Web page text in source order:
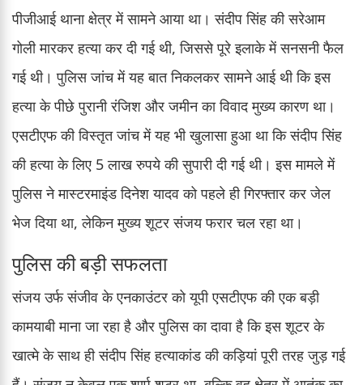
पीजीआई थाना क्षेत्र में सामने आया था। संदीप सिंह की सरेआम
गोली मारकर हत्या कर दी गई थी, जिससे पूरे इलाके में सनसनी फैल
गई थी। पुलिस जांच में यह बात निकलकर सामने आई थी कि इस
हत्या के पीछे पुरानी रंजिश और जमीन का विवाद मुख्य कारण था।
एसटीएफ की विस्तृत जांच में यह भी खुलासा हुआ था कि संदीप सिंह
की हत्या के लिए 5 लाख रुपये की सुपारी दी गई थी। इस मामले में
पुलिस ने मास्टरमाइंड दिनेश यादव को पहले ही गिरफ्तार कर जेल
भेज दिया था, लेकिन मुख्य शूटर संजय फरार चल रहा था।
पुलिस की बड़ी सफलता
संजय उर्फ संजीव के एनकाउंटर को यूपी एसटीएफ की एक बड़ी
कामयाबी माना जा रहा है और पुलिस का दावा है कि इस शूटर के
खात्मे के साथ ही संदीप सिंह हत्याकांड की कड़ियां पूरी तरह जुड़ गई